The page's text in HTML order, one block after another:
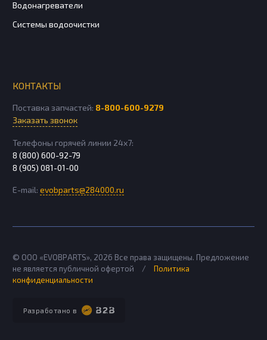
Водонагреватели
Системы водоочистки
КОНТАКТЫ
Поставка запчастей: 8-800-600-9279
Заказать звонок
Телефоны горячей линии 24х7:
8 (800) 600-92-79
8 (905) 081-01-00
E-mail: evobparts@284000.ru
Разработано в
© ООО «EVOBPARTS», 2026 Все права защищены. Предложение
не является публичной офертой
/
Политика
конфиденциальности